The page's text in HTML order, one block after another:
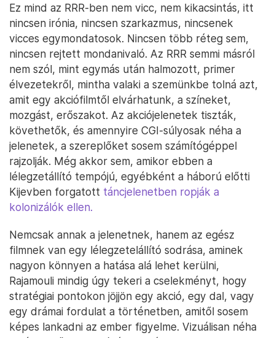
Ez mind az RRR-ben nem vicc, nem kikacsintás, itt
nincsen irónia, nincsen szarkazmus, nincsenek
vicces egymondatosok. Nincsen több réteg sem,
nincsen rejtett mondanivaló. Az RRR semmi másról
nem szól, mint egymás után halmozott, primer
élvezetekről, mintha valaki a szemünkbe tolná azt,
amit egy akciófilmtől elvárhatunk, a színeket,
mozgást, erőszakot. Az akciójelenetek tiszták,
követhetők, és amennyire CGI-súlyosak néha a
jelenetek, a szereplőket sosem számítógéppel
rajzolják. Még akkor sem, amikor ebben a
lélegzetállító tempójú, egyébként a háború előtti
Kijevben forgatott táncjelenetben ropják a
kolonizálók ellen.
Nemcsak annak a jelenetnek, hanem az egész
filmnek van egy lélegzetelállító sodrása, aminek
nagyon könnyen a hatása alá lehet kerülni,
Rajamouli mindig úgy tekeri a cselekményt, hogy
stratégiai pontokon jöjjön egy akció, egy dal, vagy
egy drámai fordulat a történetben, amitől sosem
képes lankadni az ember figyelme. Vizuálisan néha